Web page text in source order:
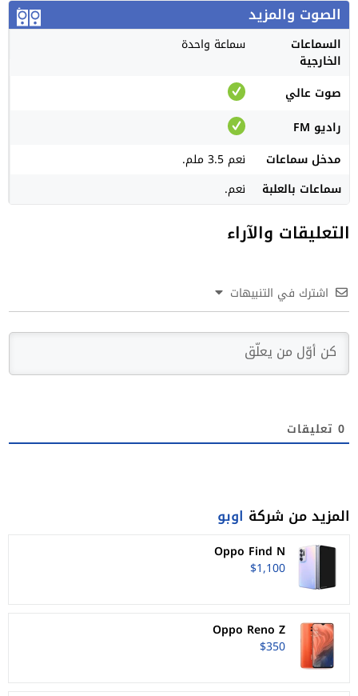
الصوت والمزيد
السماعات
الخارجية
سماعة واحدة
صوت عالي
راديو FM
مدخل سماعات
نعم 3.5 ملم.
سماعات بالعلبة
نعم.
التعليقات والآراء
اشترك في التنبيهات
0 تعليقات
المزيد من شركة اوبو
Oppo Find N
$1,100
Oppo Reno Z
$350